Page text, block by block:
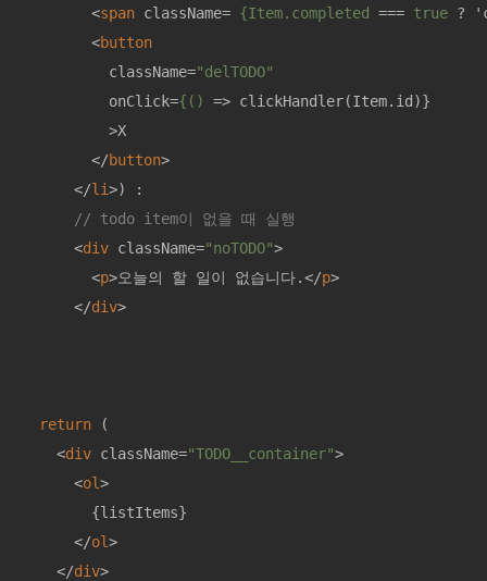
<span className= {Item.completed === true ? '
<button
className="delTODO"
onClick={() => clickHandler(Item.id)}
          >X
</button>
</li>) :
// todo item이 없을 때 실행
<div className="noTODO">
<p>오늘의 할 일이 없습니다.</p>
</div>
return (
<div className="TODO__container">
<ol>
        {listItems}
</ol>
</div>